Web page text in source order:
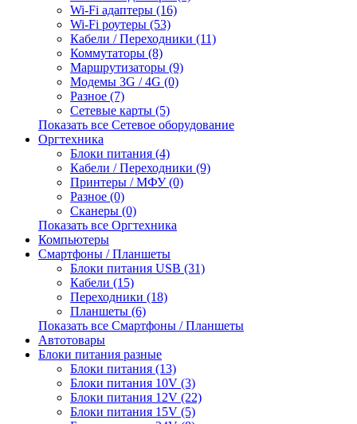
Wi-Fi адаптеры (16)
Wi-Fi роутеры (53)
Кабели / Переходники (11)
Коммутаторы (8)
Маршрутизаторы (9)
Модемы 3G / 4G (0)
Разное (7)
Сетевые карты (5)
Показать все Сетевое оборудование
Оргтехника
Блоки питания (4)
Кабели / Переходники (9)
Принтеры / МФУ (0)
Разное (0)
Сканеры (0)
Показать все Оргтехника
Компьютеры
Смартфоны / Планшеты
Блоки питания USB (31)
Кабели (15)
Переходники (18)
Планшеты (6)
Показать все Смартфоны / Планшеты
Автотовары
Блоки питания разные
Блоки питания (13)
Блоки питания 10V (3)
Блоки питания 12V (22)
Блоки питания 15V (5)